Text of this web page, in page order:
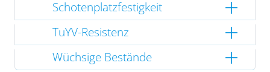
Schotenplatzfestigkeit
TuYV-Resistenz
Wüchsige Bestände